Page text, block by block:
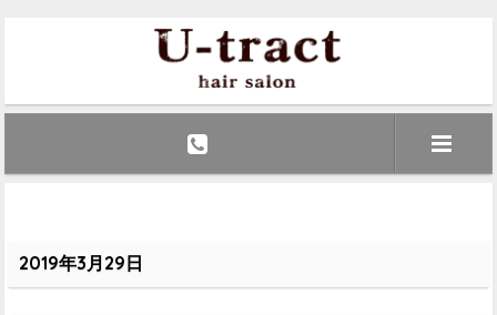
2019年3月29日